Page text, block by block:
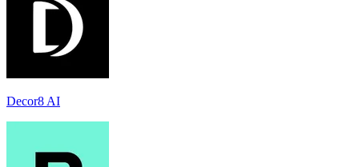
Decor8 AI